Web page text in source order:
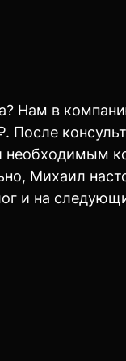
Нам в
После
необходимым
Михаил
и на